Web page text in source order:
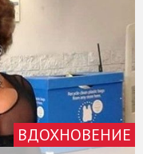
ВДОХНОВЕНИЕ